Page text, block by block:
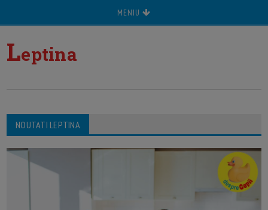
MENIU
Leptina
NOUTATI LEPTINA